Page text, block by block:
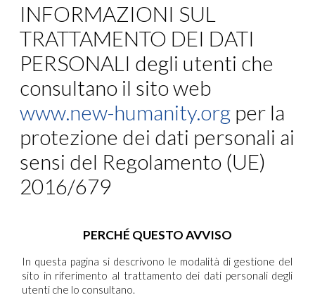
INFORMAZIONI SUL
TRATTAMENTO DEI DATI
PERSONALI degli utenti che
consultano il sito web
www.new-humanity.org per la
protezione dei dati personali ai
sensi del Regolamento (UE)
2016/679
PERCHÉ QUESTO AVVISO
In questa pagina si descrivono le modalità di gestione del
sito in riferimento al trattamento dei dati personali degli
utenti che lo consultano.